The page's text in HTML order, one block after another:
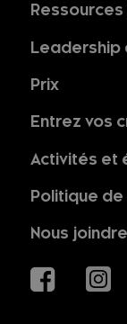
Leadership
Prix
Entrez vos
Activités et
Politique
Nous joindre